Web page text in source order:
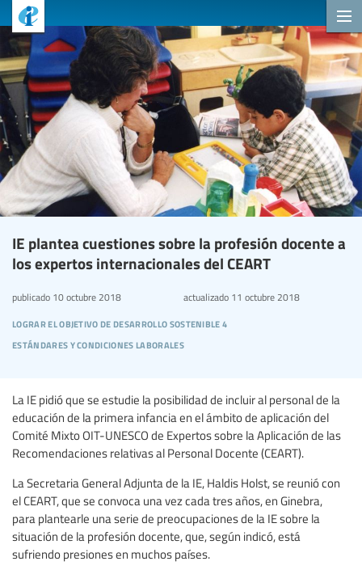
IE plantea cuestiones sobre la profesión docente a
los expertos internacionales del CEART
lograr el objetivo de desarrollo sostenible 4
estándares y condiciones laborales
publicado 10 octubre 2018 actualizado11 octubre 2018
La IE pidió que se estudie la posibilidad de incluir al personal de la
educación de la primera infancia en el ámbito de aplicación del
Comité Mixto OIT-UNESCO de Expertos sobre la Aplicación de las
Recomendaciones relativas al Personal Docente (CEART).
La Secretaria General Adjunta de la IE, Haldis Holst, se reunió con
el CEART, que se convoca una vez cada tres años, en Ginebra,
para plantearle una serie de preocupaciones de la IE sobre la
situación de la profesión docente, que, según indicó, está
sufriendo presiones en muchos países.